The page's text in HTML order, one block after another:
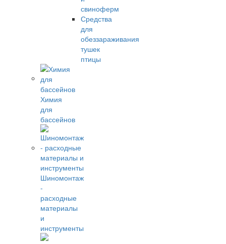
свиноферм
Средства
для
обеззараживания
тушек
птицы
Химия
для
бассейнов
Шиномонтаж
-
расходные
материалы
и
инструменты